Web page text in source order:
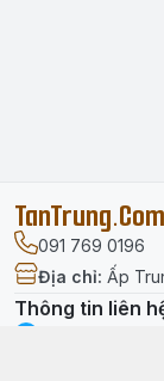
TanTrung.Com
091 769 0196
Địa chỉ: Ấp
Thông tin liên